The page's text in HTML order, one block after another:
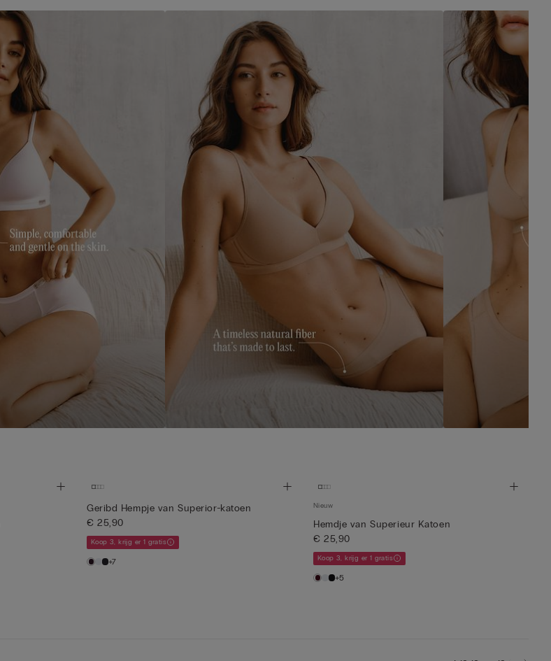
Geribd Hempje van Superior-katoen
€ 25,90
Koop 3, krijg er 1 gratis
+7
Nieuw
Hemdje van Superieur Katoen
€ 25,90
Koop 3, krijg er 1 gratis
+5